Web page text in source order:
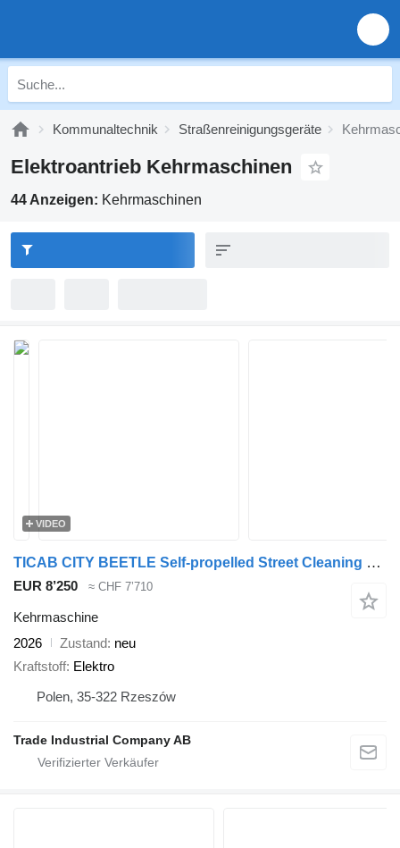
Kommunaltechnik Straßenreinigungsgeräte
Elektroantrieb Kehrmaschinen
44 Anzeigen: Kehrmaschinen
VIDEO
TICAB CITY BEETLE Self-propelled Street Cleaning Barrow
EUR 8’250 ≈ CHF 7’710
Kehrmaschine
2026
Zustand neu
Kraftstoff Elektro
Polen, 35-322 Rzeszów
Trade Industrial Company AB